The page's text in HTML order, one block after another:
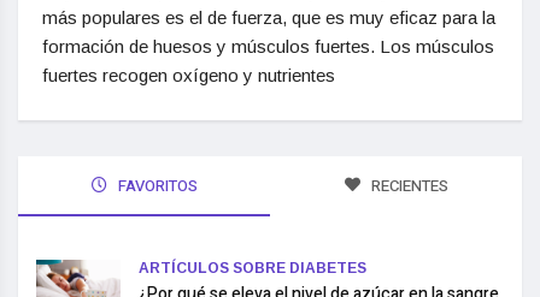
más populares es el de fuerza, que es muy eficaz para la
formación de huesos y músculos fuertes. Los músculos
fuertes recogen oxígeno y nutrientes
FAVORITOS RECIENTES
ARTÍCULOS SOBRE DIABETES